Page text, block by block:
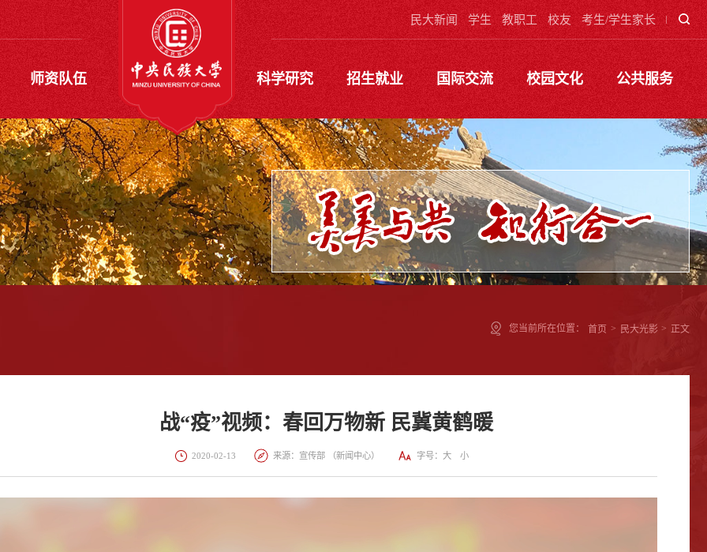
民大新闻 学生 教职工 校友 考生/学生家长
师资队伍 科学研究 招生就业 国际交流 校园文化 公共服务
您当前所在位置： 首页 > 民大光影 > 正文
战“疫”视频：春回万物新 民冀黄鹤暖
2020-02-13 来源：宣传部 （新闻中心） 字号： 大 小